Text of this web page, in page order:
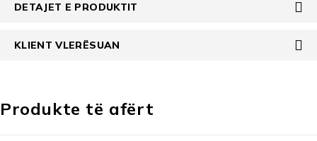
DETAJET E PRODUKTIT
KLIENT VLERËSUAN
Produkte të afërt